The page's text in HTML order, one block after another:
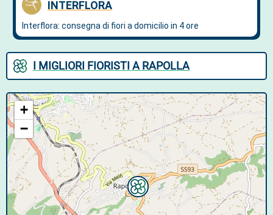
I MIGLIORI FIORISTI A RAPOLLA
+
−